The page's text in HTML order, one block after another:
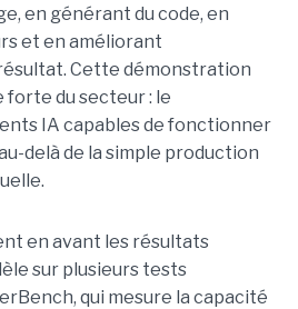
en générant du code, en
et en améliorant
Cette démonstration
du secteur : le
IA capables de fonctionner
delà de la simple production
en avant les résultats
sur plusieurs tests
qui mesure la capacité